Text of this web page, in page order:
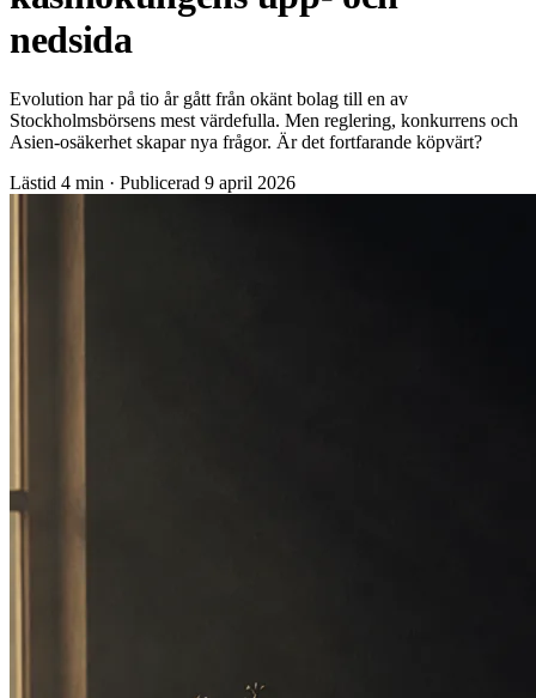
nedsida
Evolution har på tio år gått från okänt bolag till en av
Stockholmsbörsens mest värdefulla. Men reglering, konkurrens och
Asien-osäkerhet skapar nya frågor. Är det fortfarande köpvärt?
Lästid 4 min · Publicerad 9 april 2026